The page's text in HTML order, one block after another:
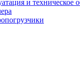
и техническое